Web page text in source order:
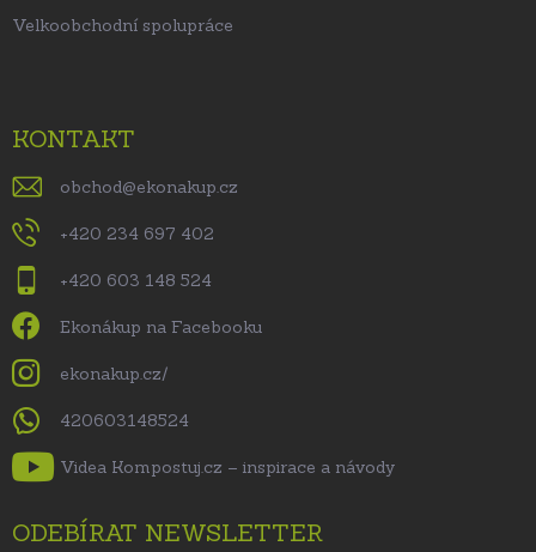
Velkoobchodní spolupráce
KONTAKT
obchod@ekonakup.cz
+420 234 697 402
+420 603 148 524
Ekonákup na Facebooku
ekonakup.cz/
420603148524
Videa Kompostuj.cz – inspirace a návody
ODEBÍRAT NEWSLETTER